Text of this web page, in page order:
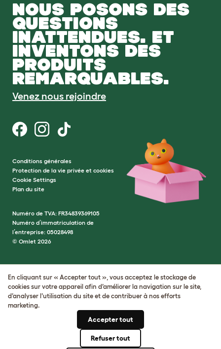
NOUS POSONS DES
QUESTIONS
INATTENDUES. ET
INVENTONS DES
PRODUITS
REMARQUABLES.
Venez nous rejoindre
Conditions générales
Protection de la vie privée et cookies
Cookie Settings
Plan du site
Numéro de TVA: FR34839369105
Numéro d’immatriculation de
l’entreprise: 05028498
© Omlet 2026
En cliquant sur « Accepter tout », vous acceptez le stockage de
cookies sur votre appareil afin d’améliorer la navigation sur le site,
d’analyser l’utilisation du site et de contribuer à nos efforts
marketing.
Accepter tout
Refuser tout